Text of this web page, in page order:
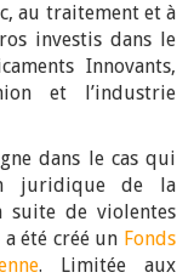
au traitement et à
investis dans le
Innovants,
et l’industrie
dans le cas qui
juridique de la
suite de violentes
été créé un Fonds
. Limitée aux